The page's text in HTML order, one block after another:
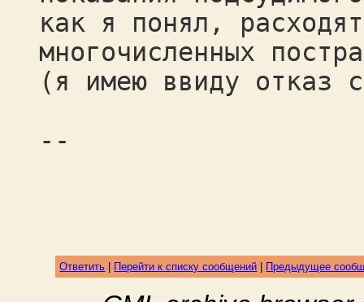
как я понял,
многочисленных
(я имею ввиду отказ
--
Ответить Перейти к списку сообщений Предыдущее